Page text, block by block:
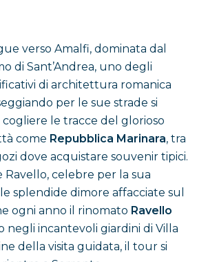
verso Amalfi, dominata dal
di Sant’Andrea, uno degli
di architettura romanica
per le sue strade si
cogliere le tracce del glorioso
come Repubblica Marinara, tra
dove acquistare souvenir tipici.
Ravello, celebre per la sua
splendide dimore affacciate sul
ogni anno il rinomato Ravello
negli incantevoli giardini di Villa
della visita guidata, il tour si